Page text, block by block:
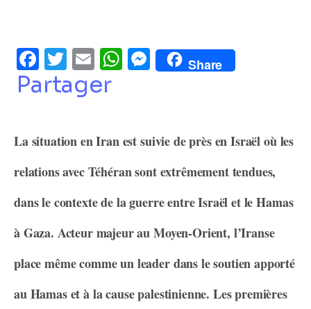
Facebook
Twitter
EmailWhatsApp
Messenger
Share
Partager
La situation en Iran est suivie de près en Israël où les
relations avec Téhéran sont extrêmement tendues,
dans le contexte de la guerre entre Israël et le Hamas
à Gaza. Acteur majeur au Moyen-Orient, l’Iranse
place même comme un leader dans le soutien apporté
au Hamas et à la cause palestinienne. Les premières